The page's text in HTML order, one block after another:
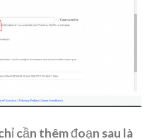
cần thêm đoạn sau là